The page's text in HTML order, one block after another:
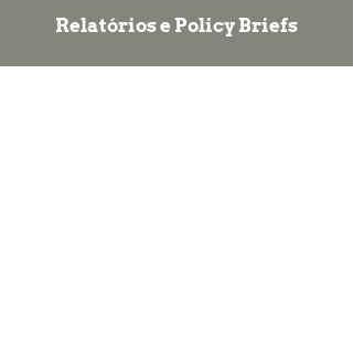
Relatórios e Policy Briefs